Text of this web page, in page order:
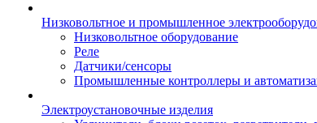
Низковольтное и промышленное
Низковольтное оборудование
Реле
Датчики/сенсоры
Промышленные контроллеры и
Электроустановочные изделия